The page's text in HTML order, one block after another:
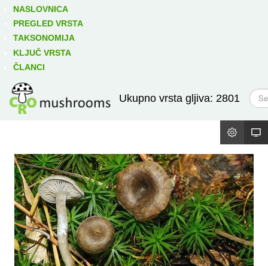
NASLOVNICA
PREGLED VRSTA
TAKSONOMIJA
KLJUČ VRSTA
ČLANCI
Ukupno vrsta gljiva: 2801
T
r
ž
Izravno podređene niže takse: